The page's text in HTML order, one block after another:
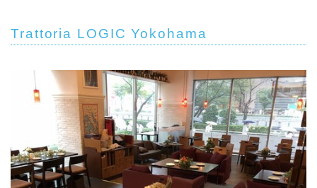
Trattoria LOGIC Yokohama